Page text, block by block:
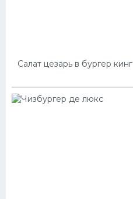
Салат цезарь в бургер кинг